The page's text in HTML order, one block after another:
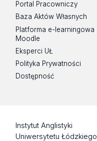
Portal Pracowniczy
Baza Aktów Własnych
Platforma e-learningowa
Moodle
Eksperci UŁ
Polityka Prywatności
Dostępność
Instytut Anglistyki
Uniwersytetu Łódzkiego